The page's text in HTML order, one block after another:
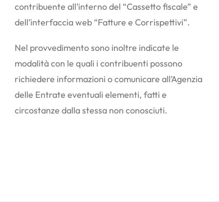
contribuente all’interno del “Cassetto fiscale” e
dell’interfaccia web “Fatture e Corrispettivi”.
Nel provvedimento sono inoltre indicate le
modalità con le quali i contribuenti possono
richiedere informazioni o comunicare all’Agenzia
delle Entrate eventuali elementi, fatti e
circostanze dalla stessa non conosciuti.